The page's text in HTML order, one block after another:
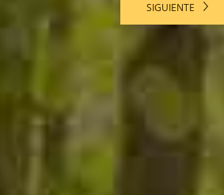
SIGUIENTE